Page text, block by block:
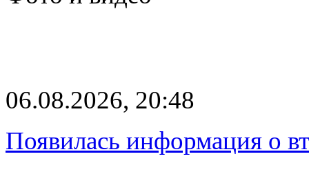
06.08.2026, 20:48
Появилась информация о